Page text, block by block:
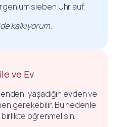
um sieben Uhr auf.
kalkıyorum.
ve Ev
yaşadığın evden ve
gerekebilir. Bu nedenle
öğrenmelisin.